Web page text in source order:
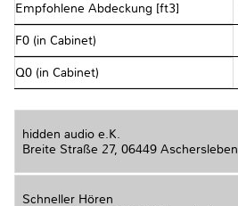
Empfohlene Abdeckung [ft3]
F0 (in Cabinet)
Q0 (in Cabinet)
hidden audio e.K.
Breite Straße 27, 06449 Aschersleben
Schneller Hören